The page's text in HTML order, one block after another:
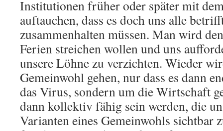
Institutionen früher oder später mit
auftauchen, dass es doch uns alle
zusammenhalten müssen. Man wird
Ferien streichen wollen und uns
unsere Löhne zu verzichten. Wieder
Gemeinwohl gehen, nur dass es dann
das Virus, sondern um die Wirtschaft
dann kollektiv fähig sein werden, die
Varianten eines Gemeinwohls sichtbar